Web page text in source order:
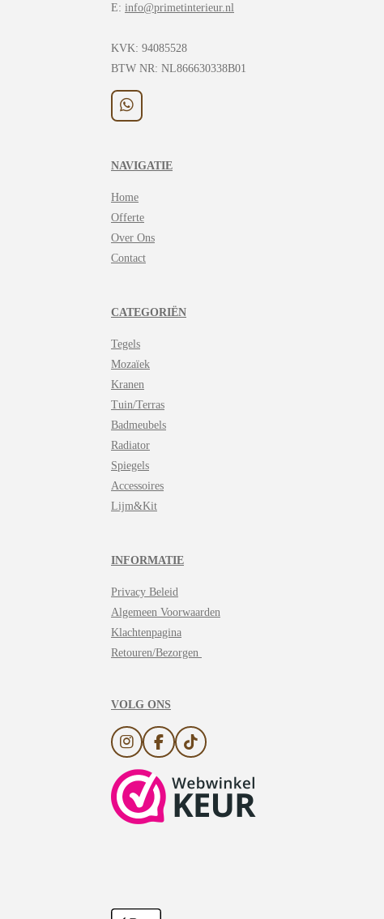
E: info@primetinterieur.nl
KVK: 94085528
BTW NR: NL866630338B01
W
s
p
p
NAVIGATIE
Home
Offerte
Over Ons
Contact
CATEGORIËN
Tegels
Mozaïek
Kranen
Tuin/Terras
Badmeubels
Radiator
Spiegels
Accessoires
Lijm&Kit
INFORMATIE
Privacy Beleid
Algemeen Voorwaarden
Klachtenpagina
Retouren/Bezorgen
VOLG ONS
I
s
a
g
F
c
e
b
o
T
k
T
k